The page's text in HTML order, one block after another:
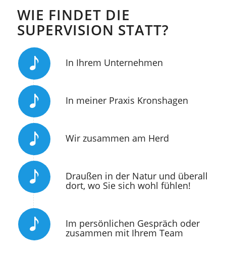
WIE FINDET DIE
SUPERVISION STATT?
In Ihrem Unternehmen
In meiner Praxis Kronshagen
Wir zusammen am Herd
Draußen in der Natur und überall
dort, wo Sie sich wohl fühlen!
Im persönlichen Gespräch oder
zusammen mit Ihrem Team